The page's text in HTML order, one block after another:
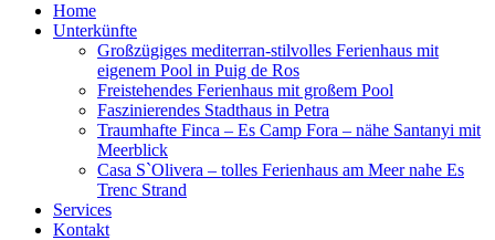
Home
Unterkünfte
Großzügiges mediterran-stilvolles Ferienhaus mit
eigenem Pool in Puig de Ros
Freistehendes Ferienhaus mit großem Pool
Faszinierendes Stadthaus in Petra
Traumhafte Finca – Es Camp Fora – nähe Santanyi mit
Meerblick
Casa S`Olivera – tolles Ferienhaus am Meer nahe Es
Trenc Strand
Services
Kontakt